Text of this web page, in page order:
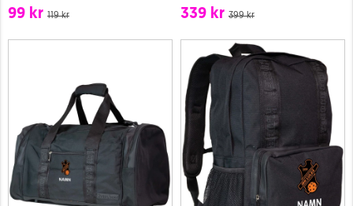
99 kr 119 kr 339 kr 399 kr